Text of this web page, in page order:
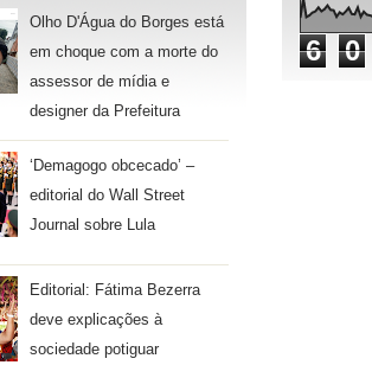
Olho D'Água do Borges está
em choque com a morte do
assessor de mídia e
designer da Prefeitura
‘Demagogo obcecado’ –
editorial do Wall Street
Journal sobre Lula
Editorial: Fátima Bezerra
deve explicações à
sociedade potiguar
6 0